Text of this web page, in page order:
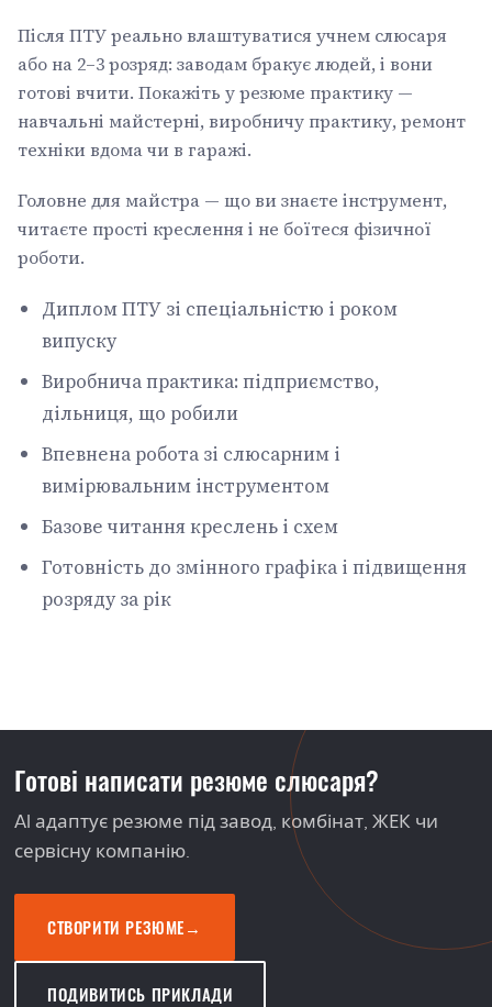
Після ПТУ реально влаштуватися учнем слюсаря
або на 2–3 розряд: заводам бракує людей, і вони
готові вчити. Покажіть у резюме практику —
навчальні майстерні, виробничу практику, ремонт
техніки вдома чи в гаражі.
Головне для майстра — що ви знаєте інструмент,
читаєте прості креслення і не боїтеся фізичної
роботи.
Диплом ПТУ зі спеціальністю і роком
випуску
Виробнича практика: підприємство,
дільниця, що робили
Впевнена робота зі слюсарним і
вимірювальним інструментом
Базове читання креслень і схем
Готовність до змінного графіка і підвищення
розряду за рік
Готові написати резюме слюсаря?
AI адаптує резюме під завод, комбінат, ЖЕК чи
сервісну компанію.
СТВОРИТИ РЕЗЮМЕ→
ПОДИВИТИСЬ ПРИКЛАДИ